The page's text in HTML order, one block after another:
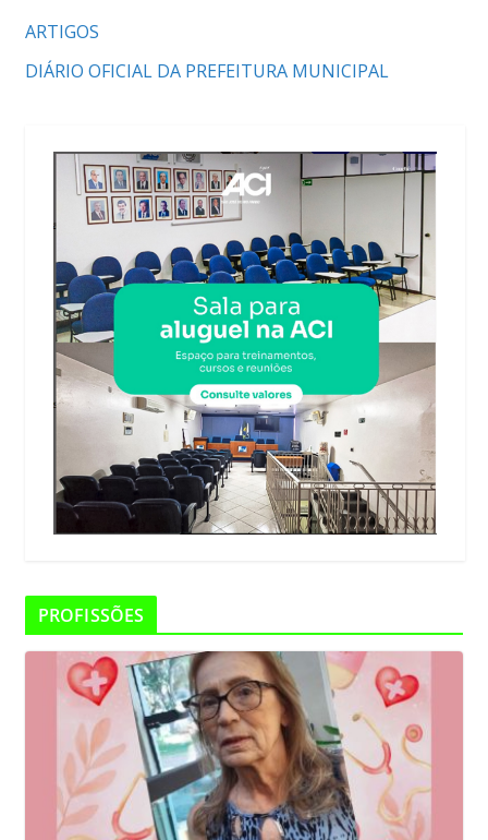
ARTIGOS
DIÁRIO OFICIAL DA PREFEITURA MUNICIPAL
PROFISSÕES